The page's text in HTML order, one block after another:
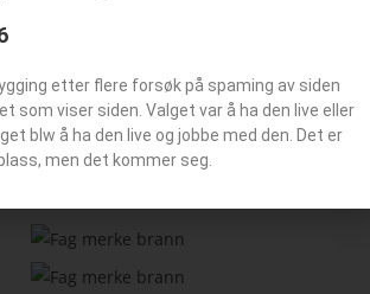
Administrasjonsbil
etter flere forsøk på spaming av siden
som viser siden. Valget var å ha den live eller
blw å ha den live og jobbe med den. Det er
men det kommer seg.